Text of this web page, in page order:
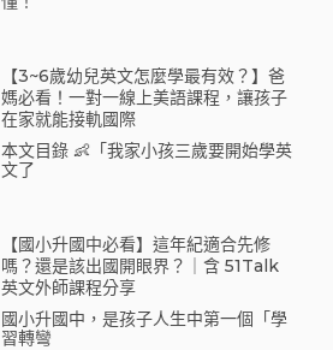
【3~6歲幼兒英文怎麼學最有效？】爸
媽必看！一對一線上美語課程，讓孩子
在家就能接軌國際
本文目錄 👶「我家小孩三歲要開始學英
文了
【國小升國中必看】這年紀適合先修
嗎？還是該出國開眼界？｜含 51Talk
英文外師課程分享
國小升國中，是孩子人生中第一個「學
習轉彎